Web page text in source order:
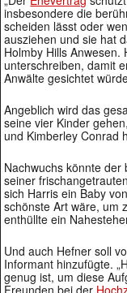
insbesondere die
scheiden lässt oder
ausziehen und sie hat
Holmby Hills
unterschreiben, damit
Anwälte gesichtet
Angeblich wird das
seine vier Kinder
und Kimberley Conrad
Nachwuchs könnte
seiner
sich Harris ein Baby
schönste Art wäre, um
enthüllte ein
Und auch Hefner soll
Informant hinzufügte.
genug ist, um diese
Freunden bei der